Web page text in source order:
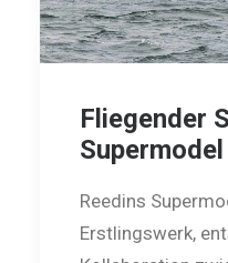
Fliegender
Supermodel
Reedins
Erstlingswerk,